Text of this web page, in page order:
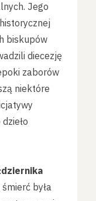
Jego
biskupów
diecezję
zaborów
niektóre
była